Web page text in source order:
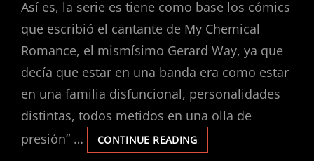
Así es, la serie es tiene como base los cómics
que escribió el cantante de My Chemical
Romance, el mismísimo Gerard Way, ya que
decía que estar en una banda era como estar
en una familia disfuncional, personalidades
distintas, todos metidos en una olla de
presión” …
CONTINUE READING¿SABÍAS
QUE